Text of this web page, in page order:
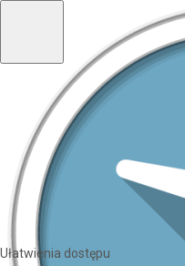
Ułatwienia dostępu